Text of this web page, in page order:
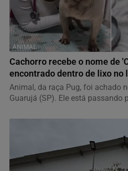
ANIMAL
Cachorro recebe o nome de
encontrado dentro de lixo no
Animal, da raça Pug, foi achado
Guarujá (SP). Ele está passando